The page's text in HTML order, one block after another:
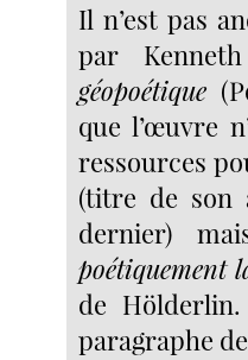
Il n’est pas
par
géopoétique
que l’œuvre
ressources
(titre de son
dernier)
poétiquement
de
paragraphe